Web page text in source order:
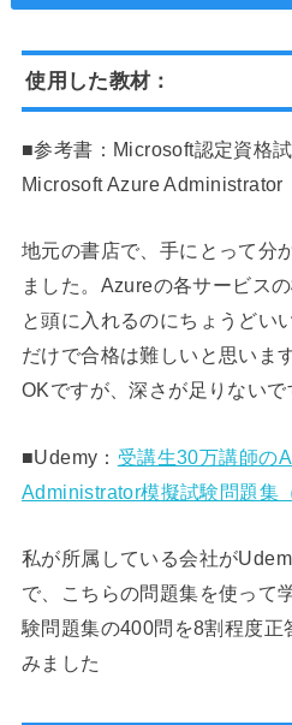
使用した教材：
■参考書：Microsoft認定資格
Microsoft Azure Administrator
地元の書店で、手にとって分
ました。Azureの各サービス
と頭に入れるのにちょうどい
だけで合格は難しいと思いま
OKですが、深さが足りないで
■Udemy： 受講生30万講師の
Administrator模擬試験問題集
私が所属している会社が
で、こちらの問題集を使って
験問題集の400問を8割程度正
みました